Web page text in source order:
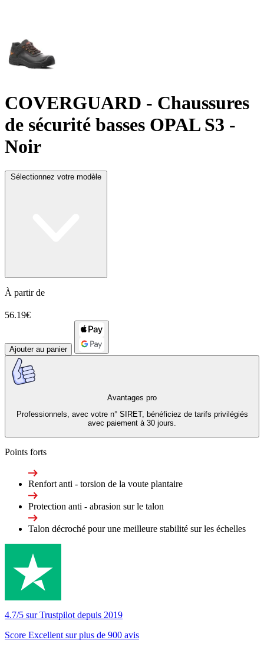
COVERGUARD - Chaussures
de sécurité basses OPAL S3 -
Noir
Sélectionnez votre modèle
À partir de
56.19€
Ajouter au panier
Avantages pro
Professionnels, avec votre n° SIRET, bénéficiez de tarifs privilégiés
avec paiement à 30 jours.
Points forts
Renfort anti - torsion de la voute plantaire
Protection anti - abrasion sur le talon
Talon décroché pour une meilleure stabilité sur les échelles
4.7/5 sur Trustpilot depuis 2019
Score Excellent sur plus de 900 avis